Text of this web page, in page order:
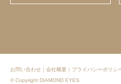
お問い合わせ 会社概要
プライバシーポリシ
© Copyright DIAMOND EYES